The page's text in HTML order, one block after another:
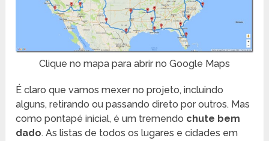
Clique no mapa para abrir no Google Maps
É claro que vamos mexer no projeto, incluindo
alguns, retirando ou passando direto por outros. Mas
como pontapé inicial, é um tremendo chute bem
dado. As listas de todos os lugares e cidades em